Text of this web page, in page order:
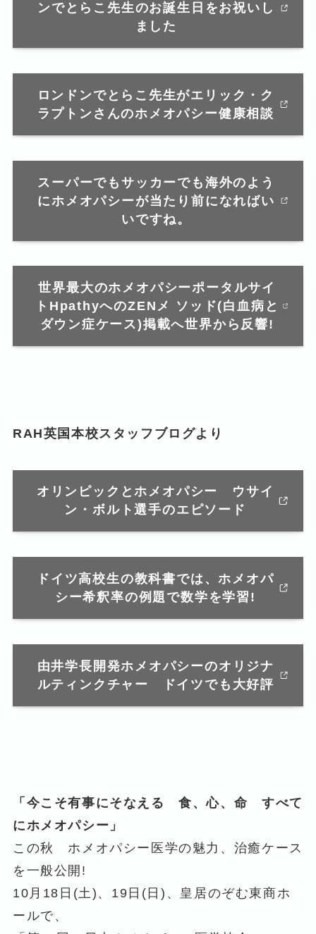
ンでとらこ先生のお誕生日をお祝いし
ました
ロンドンでとらこ先生がエリック・ク
ラプトンさんのホメオパシー健康相談
スーパーでもサッカーでも海外のよう
にホメオパシーが当たり前になればい
いですね。
世界最大のホメオパシーポータルサイ
トHpathyへのZENメ ソッド(白血病と
ダウン症ケース)掲載へ世界から反響!
RAH英国本校スタッフブログより
オリンピックとホメオパシー ウサイ
ン・ボルト選手のエピソード
ドイツ高校生の教科書では、ホメオパ
シー希釈率の例題で数学を学習!
由井学長開発ホメオパシーのオリジナ
ルティンクチャー ドイツでも大好評
「今こそ有事にそなえる 食、心、命 すべて
にホメオパシー」
この秋 ホメオパシー医学の魅力、治癒ケース
を一般公開!
10月18日(土)、19日(日)、皇居のぞむ東商ホ
ールで、